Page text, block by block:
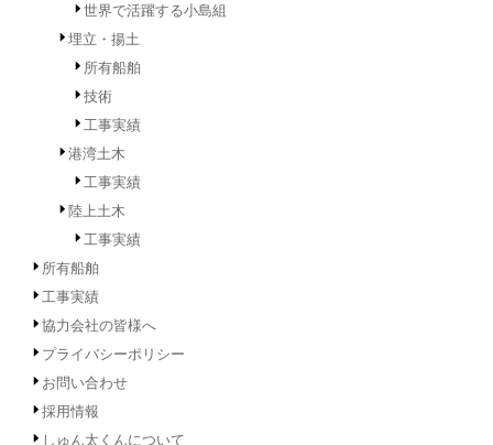
世界で活躍する小島組
埋立・揚土
所有船舶
技術
工事実績
港湾土木
工事実績
陸上土木
工事実績
所有船舶
工事実績
協力会社の皆様へ
プライバシーポリシー
お問い合わせ
採用情報
しゅん太くんについて